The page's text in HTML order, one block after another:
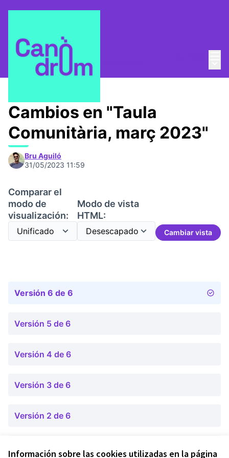
Información sobre las cookies utilizadas en la página
Mesa Comunitaria / 📅 Encuentros
Cambios en "Taula
Comunitària, març 2023"
Bru Aguiló
31/05/2023 11:59
Comparar el
modo de
visualización:
Modo de vista
HTML:
Cambiar vista
Versión 6 de 6
Versión 5 de 6
Versión 4 de 6
Versión 3 de 6
Versión 2 de 6